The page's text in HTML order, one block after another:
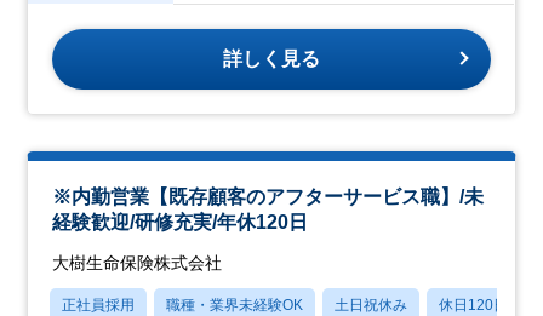
詳しく見る
※内勤営業【既存顧客のアフターサービス職】/未
経験歓迎/研修充実/年休120日
大樹生命保険株式会社
正社員採用 職種・業界未経験OK 土日祝休み 休日120日以上